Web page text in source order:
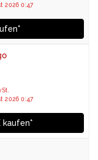
2026 0:47
2026 0:47